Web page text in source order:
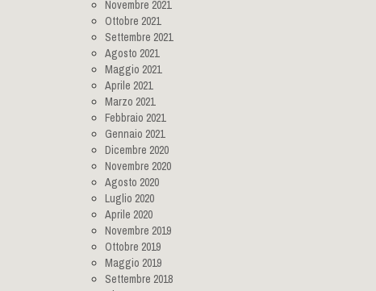
Novembre 2021
Ottobre 2021
Settembre 2021
Agosto 2021
Maggio 2021
Aprile 2021
Marzo 2021
Febbraio 2021
Gennaio 2021
Dicembre 2020
Novembre 2020
Agosto 2020
Luglio 2020
Aprile 2020
Novembre 2019
Ottobre 2019
Maggio 2019
Settembre 2018